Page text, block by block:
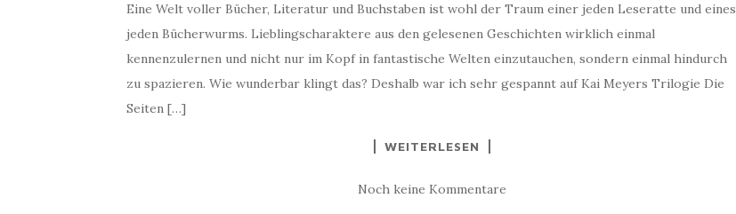
Eine Welt voller Bücher, Literatur und Buchstaben ist wohl der Traum einer jeden Leseratte und eines
jeden Bücherwurms. Lieblingscharaktere aus den gelesenen Geschichten wirklich einmal
kennenzulernen und nicht nur im Kopf in fantastische Welten einzutauchen, sondern einmal hindurch
zu spazieren. Wie wunderbar klingt das? Deshalb war ich sehr gespannt auf Kai Meyers Trilogie Die
Seiten […]
WEITERLESEN
Noch keine Kommentare